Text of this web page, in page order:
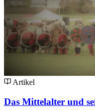
Artikel
Das Mittelalter und